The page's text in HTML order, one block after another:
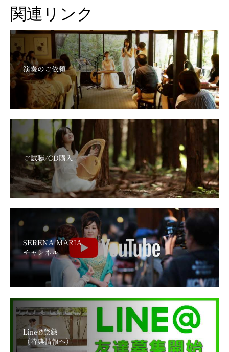
関連リンク
演奏のご依頼
ご試聴/CD購入
SERENA MARIA
チャンネル
Line@登録
（特典情報へ）